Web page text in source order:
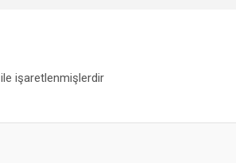
ile işaretlenmişlerdir